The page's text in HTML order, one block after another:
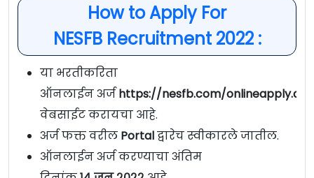
How to Apply For
NESFB Recruitment 2022 :
या भरतीकरिता
ऑनलाईन अर्जhttps://nesfb.com/
वेबसाईट करायचा आहे.
अर्ज फक्त वरील Portalद्वारेच स्वीकारले जातील.
ऑनलाईन अर्ज करण्याचा अंतिम